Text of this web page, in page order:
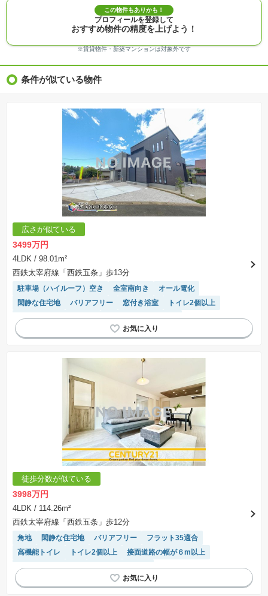
※建築条件付き土地価格には、建物価格は含まれません。
※物件情報は、原則として情報提供日の２日前に最終確認した情報です。
※完成予想図はいずれも外構、植栽、外観等実際のものとは多少異なることがあります。
※モデルルーム・モデルハウス・展示場・ショールームの画像の場合、今回販売の物件と異な
※ＣＧ合成の画像の場合、実際とは多少異なる場合があります。
※物件特徴：販売戸数が複数の物件は、全ての住戸に該当しない項目もあります。
※価格更新：物件価格が変更された日から１週間表示されます。
※建築条件土地の情報内に掲載されている、建物プラン例は、土地購入者の設計プランの参考
の一例であって、プランの採用可否は任意です。
※土地（建築条件なし）で「建物プラン例」が表記してある時、そのプラン例は特定の建築請
負会社によるもので、当該建築請負会社以外で建てた場合、同様のものが同価格で建てられる
とは限りません。また建築請負会社を特定するものではありません。
※建築条件付き土地とは、その土地に建築する建物の建築請負契約が、一定期間内に成立する
ことを条件として売買される土地のことをいいます。建築請負契約成立に向けて設計プランを
協議するため、土地購入者が自己の希望する建物の設計協議をするために必要な相当の期間の
交渉期間が設定され、その期間内で希望を満たすプランが実現できたかどうかにより結論を出
します。なお、この期間は概ね3ヶ月程度とされています。納得のいくプランが出来ず、建築請
負契約が成立しない場合、土地売買契約は白紙に戻り、土地契約にかかった代金（土地代金、
手付金など）は名目のいかんに関わらず、全て返却されます。
※課税対象物件の「価格」や「費用等」は消費税込みの「総額表示」で統一しています。
※「本体価格」とは、課税対象物件においては「消費税を除いた建物価格」と「土地価格」の
合計額を指します。
表示されておりません。
※取引にかかる費用：物件の契約手続き、決済、引き渡し時にかかる費用を表示しています。
不動産会社によって表記有無が異なるため、ご自身で十分な確認をしていただくようにお願い
いたします。
場合があります。
この物件もありかも！
プロフィールを登録して
おすすめ物件の精度を上げよう！
※賃貸物件・新築マンションは対象外です
条件が似ている物件
広さが似ている
3499万円
4LDK / 98.01m²
西鉄太宰府線「西鉄五条」歩13分
駐車場（ハイルーフ）空き 全室南向き
オール電化
閑静な住宅地
バリアフリー 窓付き浴室
トイレ2個以上
接面道路の幅が６m以上
IHクッキングヒーター
システムキッチン
モニター付きインターホン
徒歩分数が似ている
3998万円
4LDK / 114.26m²
西鉄太宰府線「西鉄五条」歩12分
角地 閑静な住宅地 バリアフリー
フラット35適合
高機能トイレ
トイレ2個以上
接面道路の幅が６m以上
キッチン収納が多い
システムキッチン
モニター付きインターホン
食洗機 WIC